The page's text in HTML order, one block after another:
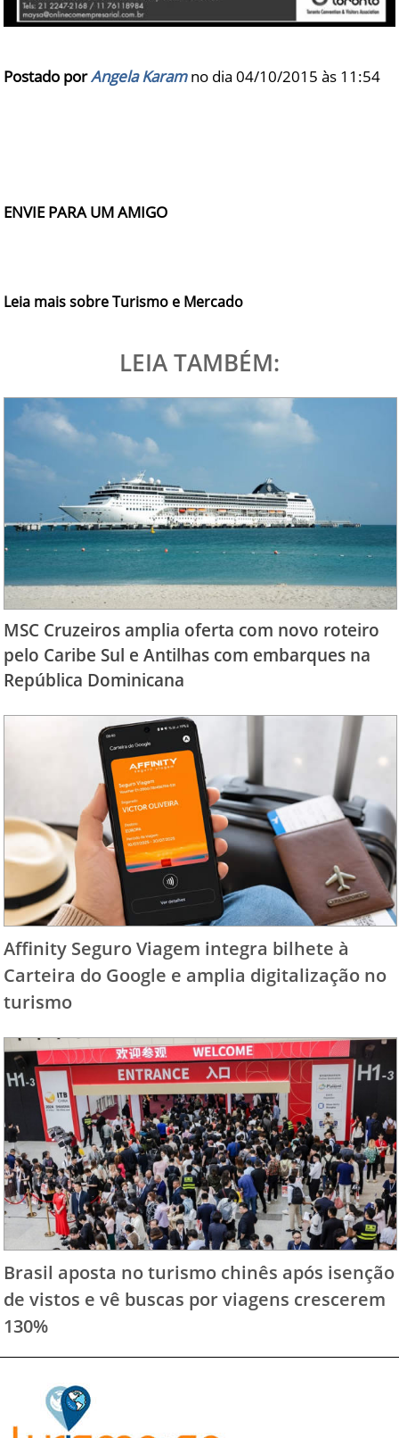
Postado porAngela Karamno dia 04/10/2015 às 11:54
ENVIE PARA UM AMIGO
Leia mais sobre Turismo e Mercado
LEIA TAMBÉM:
MSC Cruzeiros amplia oferta com novo roteiro
pelo Caribe Sul e Antilhas com embarques na
República Dominicana
Affinity Seguro Viagem integra bilhete à
Carteira do Google e amplia digitalização no
turismo
Brasil aposta no turismo chinês após isenção
de vistos e vê buscas por viagens crescerem
130%